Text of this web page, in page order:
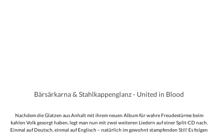
Bärsärkarna & Stahlkappenglanz - United in Blood
Nachdem die Glatzen aus Anhalt mit ihrem neuen Album für wahre Freudestürme beim
kahlen Volk gesorgt haben, legt man nun mit zwei weiteren Liedern auf einer Split-CD nach.
Einmal auf Deutsch, einmal auf Englisch – natürlich im gewohnt stampfenden Stil! Es folgen